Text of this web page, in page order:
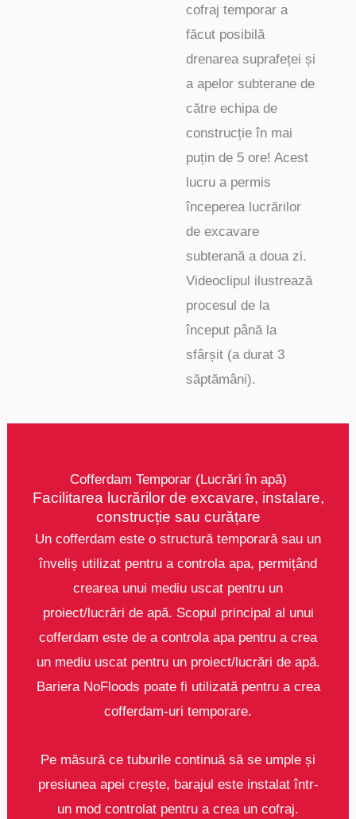
cofraj temporar a
făcut posibilă
drenarea suprafeței și
a apelor subterane de
către echipa de
construcție în mai
puțin de 5 ore! Acest
lucru a permis
începerea lucrărilor
de excavare
subterană a doua zi.
Videoclipul ilustrează
procesul de la
început până la
sfârșit (a durat 3
săptămâni).
Cofferdam Temporar (Lucrări în apă)
Facilitarea lucrărilor de excavare, instalare,
construcție sau curățare
Un cofferdam este o structură temporară sau un
înveliș utilizat pentru a controla apa, permițând
crearea unui mediu uscat pentru un
proiect/lucrări de apă. Scopul principal al unui
cofferdam este de a controla apa pentru a crea
un mediu uscat pentru un proiect/lucrări de apă.
Bariera NoFloods poate fi utilizată pentru a crea
cofferdam-uri temporare.
Pe măsură ce tuburile continuă să se umple și
presiunea apei crește, barajul este instalat într-
un mod controlat pentru a crea un cofraj.